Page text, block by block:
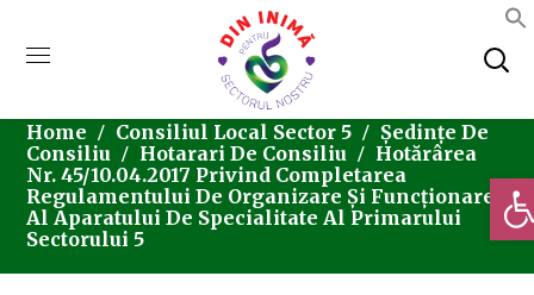
Home Consiliul Local Sector 5
Ședințe De
Consiliu
Hotarari De Consiliu
Hotărârea
Nr. 45/10.04.2017 Privind Completarea
Regulamentului De Organizare Și Funcționare
Al Aparatului De Specialitate Al Primarului
Sectorului 5